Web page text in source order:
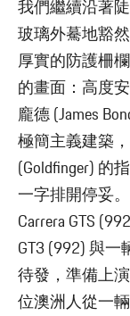
我們繼續沿著
玻璃外驀地豁
厚實的防護柵
的畫面：高度
龐德 (James
極簡主義建築
(Goldfinger) 的
一字排開停妥
Carrera GTS
GT3 (992) 與一
待發，準備上
位澳洲人從一